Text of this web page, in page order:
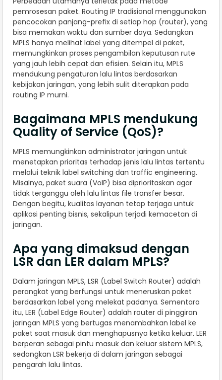
pemrosesan paket. Routing IP tradisional menggunakan
pencocokan panjang-prefix di setiap hop (router), yang
bisa memakan waktu dan sumber daya. Sedangkan
MPLS hanya melihat label yang ditempel di paket,
memungkinkan proses pengambilan keputusan rute
yang jauh lebih cepat dan efisien. Selain itu, MPLS
mendukung pengaturan lalu lintas berdasarkan
kebijakan jaringan, yang lebih sulit diterapkan pada
routing IP murni.
Bagaimana MPLS mendukung
Quality of Service (QoS)?
MPLS memungkinkan administrator jaringan untuk
menetapkan prioritas terhadap jenis lalu lintas tertentu
melalui teknik label switching dan traffic engineering.
Misalnya, paket suara (VoIP) bisa diprioritaskan agar
tidak terganggu oleh lalu lintas file transfer besar.
Dengan begitu, kualitas layanan tetap terjaga untuk
aplikasi penting bisnis, sekalipun terjadi kemacetan di
jaringan.
Apa yang dimaksud dengan
LSR dan LER dalam MPLS?
Dalam jaringan MPLS, LSR (Label Switch Router) adalah
perangkat yang berfungsi untuk meneruskan paket
berdasarkan label yang melekat padanya. Sementara
itu, LER (Label Edge Router) adalah router di pinggiran
jaringan MPLS yang bertugas menambahkan label ke
paket saat masuk dan menghapusnya ketika keluar. LER
berperan sebagai pintu masuk dan keluar sistem MPLS,
sedangkan LSR bekerja di dalam jaringan sebagai
pengarah lalu lintas.